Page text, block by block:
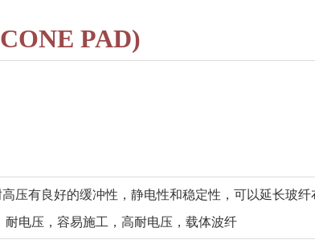
PAD)
压有良好的缓冲性，静电性和稳定性，可以延长玻
电压，容易施工，高耐电压，载体波纤